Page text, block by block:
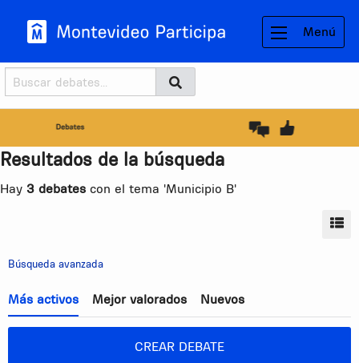
Menú
Buscador
Buscar BUSCAR
Resultados de la búsqueda
Hay 3 debates con el tema 'Municipio B'
Búsqueda avanzada
Más activos Mejor valorados Nuevos
CREAR DEBATE